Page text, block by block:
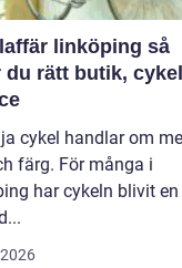
linköping så
du rätt butik,
cykel handlar om
färg. För många i
har cykeln blivit en